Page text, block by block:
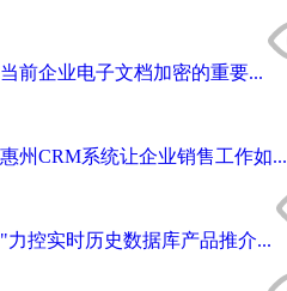
当前企业电子文档加密的重要...
惠州CRM系统让企业销售工作如...
"力控实时历史数据库产品推介...